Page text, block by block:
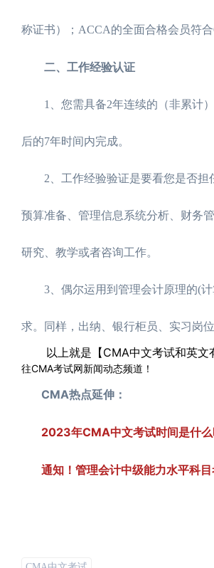
称证书）；ACCA的全面合格会员符
二、工作经验认证
1、您需具备2年连续的（非累计）
后的7年时间内完成。
2、工作经验验证是要看您是否担任
预算准备、管理信息系统分析、财务
研究、教学或者咨询工作。
3、偶尔运用到管理会计原理的(计
求。同样，出纳、银行柜员、实习岗
以上就是【CMA中文考试和英文
往CMA考试网新闻动态频道！
CMA热点延伸：
2023年CMA中文考试时间是什
通知！管理会计中级能力水平科目